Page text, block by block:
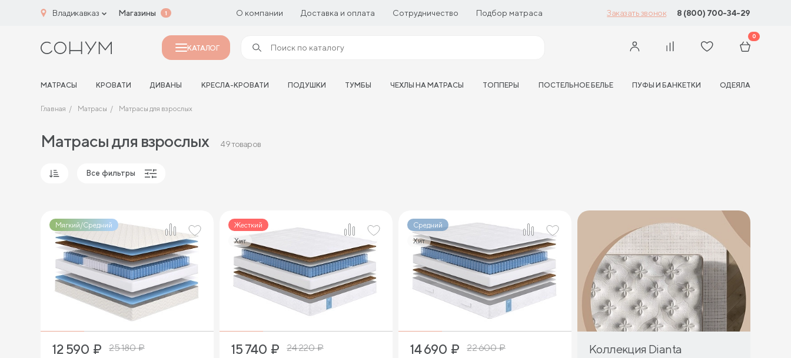
Владикавказ Магазины 1 О компании Доставка и оплата Сотрудничество Подбор матраса Заказать звонок 8 (800) 700-34-29
КАТАЛОГ
0
МАТРАСЫ КРОВАТИ ДИВАНЫ КРЕСЛА-КРОВАТИ ПОДУШКИ ТУМБЫ ЧЕХЛЫ НА МАТРАСЫ ТОППЕРЫ ПОСТЕЛЬНОЕ БЕЛЬЕ ПУФЫ И БАНКЕТКИ ОДЕЯЛА
Главная Матрасы Матрасы для взрослых
Матрасы для взрослых 49 товаров
Сначала дорогие
Все фильтры
Мягкий/Средний
2
12 590 ₽ 25 180₽
Жесткий
Хит
2
15 740 ₽ 24 220₽
Средний
Хит
14 690 ₽ 22 600₽ Коллекция Dianta